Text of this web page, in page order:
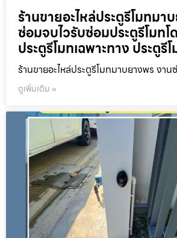
ร้านขายอะไหล่ประตูรีโมทมา
ซ่อมจบไวรับซ่อมประตูรีโมท
ประตูรีโมทเฉพาะทาง ประตูรี
ร้านขายอะไหล่ประตูรีโมทมาบยางพร งาน
ดูเพิ่มเติม »